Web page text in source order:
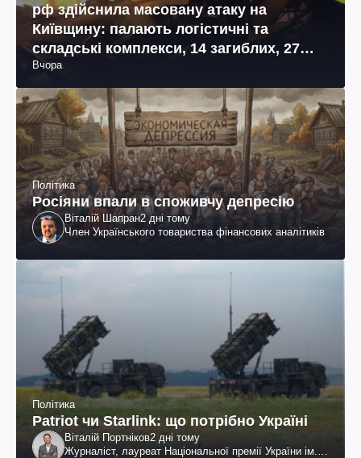
рф здійснила масовану атаку на
Київщину: палають логістичні та
складські комплекси, 14 загиблих, 27
поранених (фото, відео)
Вчора
Політика
Росіяни впали в споживчу депресію
Віталій Шапран2 дні тому
Член Українського товариства фінансових аналітиків
Політика
Patriot чи Starlink: що потрібно Україні
Віталій Портніков2 дні тому
Журналіст, лауреат Національної премії України ім.